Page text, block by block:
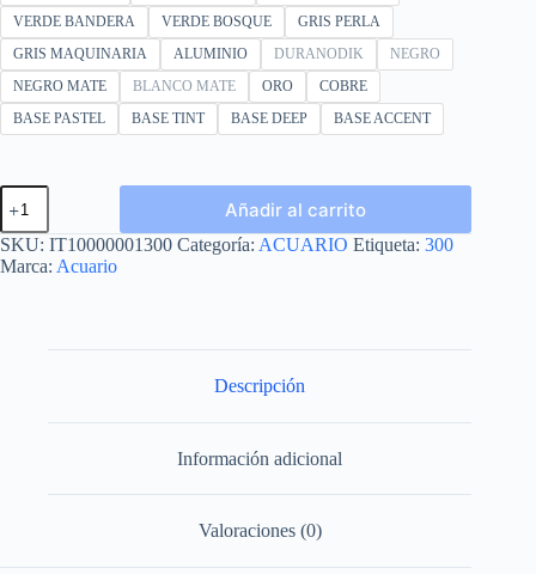
VERDE BANDERA
VERDE BOSQUE
GRIS PERLA
GRIS MAQUINARIA
ALUMINIO DURANODIK
NEGRO
NEGRO MATE
BLANCO MATE ORO
COBRE
BASE PASTEL
BASE TINT BASE DEEP BASE ACCENT
ESMALTE
300
GALON
4L
cantidad
Añadir al carrito
SKU: IT10000001300 Categoría: ACUARIO Etiqueta: 300
Marca: Acuario
Descripción
Información adicional
Valoraciones (0)